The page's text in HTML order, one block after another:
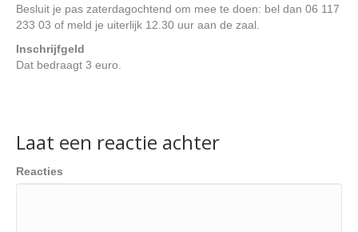
Besluit je pas zaterdagochtend om mee te doen: bel dan 06 117
233 03 of meld je uiterlijk 12.30 uur aan de zaal.
Inschrijfgeld
Dat bedraagt 3 euro.
Laat een reactie achter
Reacties